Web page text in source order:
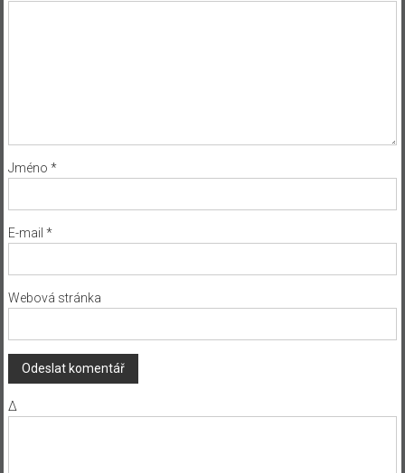
Jméno *
E-mail *
Webová stránka
Δ